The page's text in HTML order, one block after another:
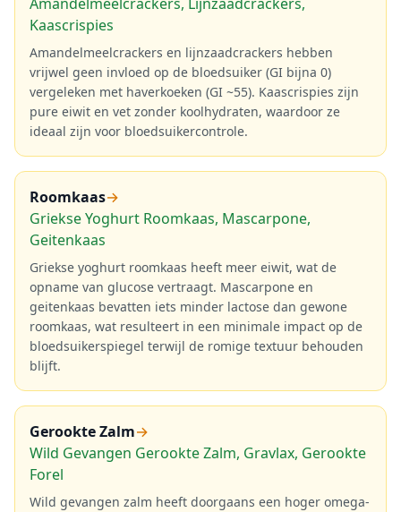
Kaascrispies
Amandelmeelcrackers en lijnzaadcrackers hebben
vrijwel geen invloed op de bloedsuiker (GI bijna 0)
vergeleken met haverkoeken (GI ~55). Kaascrispies zijn
pure eiwit en vet zonder koolhydraten, waardoor ze
ideaal zijn voor bloedsuikercontrole.
Roomkaas→
Griekse Yoghurt Roomkaas, Mascarpone,
Geitenkaas
Griekse yoghurt roomkaas heeft meer eiwit, wat de
opname van glucose vertraagt. Mascarpone en
geitenkaas bevatten iets minder lactose dan gewone
roomkaas, wat resulteert in een minimale impact op de
bloedsuikerspiegel terwijl de romige textuur behouden
blijft.
Gerookte Zalm→
Wild Gevangen Gerookte Zalm, Gravlax, Gerookte
Forel
Wild gevangen zalm heeft doorgaans een hoger omega-